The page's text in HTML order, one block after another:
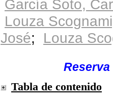
García Soto,
Louza
José; Louza
Reserva
Tabla de contenido